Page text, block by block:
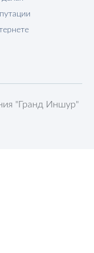
"Гранд Иншур"